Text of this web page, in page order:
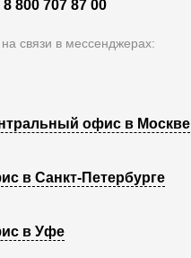
8 800 707 87 00
связи в мессенджерах:
офис в Москве
в Санкт-Петербурге
в Уфе